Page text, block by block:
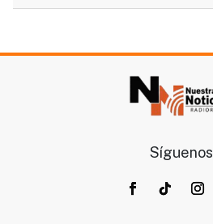
Síguenos